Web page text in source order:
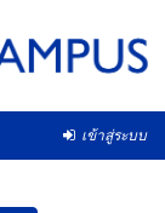
เข้าสู่ระบบ